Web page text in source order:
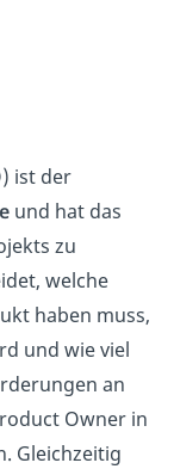
ist der
und hat das
zu
welche
haben muss,
und wie viel
an
Owner in
Gleichzeitig